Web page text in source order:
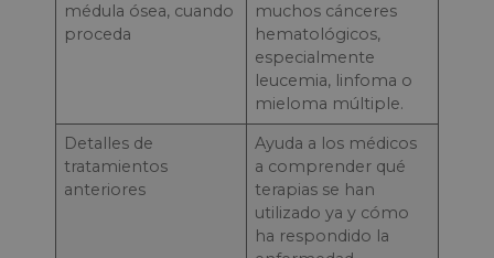
médula ósea, cuando
proceda
muchos cánceres
hematológicos,
especialmente
leucemia, linfoma o
mieloma múltiple.
Detalles de
tratamientos
anteriores
Ayuda a los médicos
a comprender qué
terapias se han
utilizado ya y cómo
ha respondido la